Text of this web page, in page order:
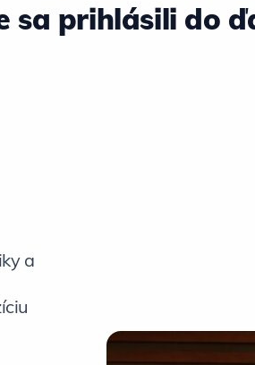
sa prihlásili do
a